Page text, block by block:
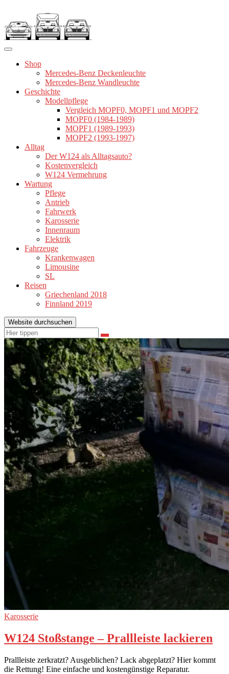
springen
Shop
Mercedes-Benz Deckenleuchte
Mercedes-Benz Wandleuchte
Geschichte
Modellpflege
Vergleich MOPF0, MOPF1 und MOPF2
MOPF0 (1984-1989)
MOPF1 (1989-1993)
MOPF2 (1993-1997)
Alltag
Der W124 als Alltagsauto?
Kostenvergleich
W124 Vermehrung
Wartung
Pflege
Antrieb
Fahrwerk
Karosserie
Innenraum
Elektrik
Fahrzeuge
Krankenwagen
Limousine
SL
Reisen
Griechenland 2018
Finnland 2019
Website durchsuchen
Suchen
nach:
Suchen
Karosserie
W124 Stoßstange – Prallleiste lackieren
Prallleiste zerkratzt? Ausgeblichen? Lack abgeplatzt? Hier kommt
die Rettung! Eine einfache und kostengünstige Reparatur.